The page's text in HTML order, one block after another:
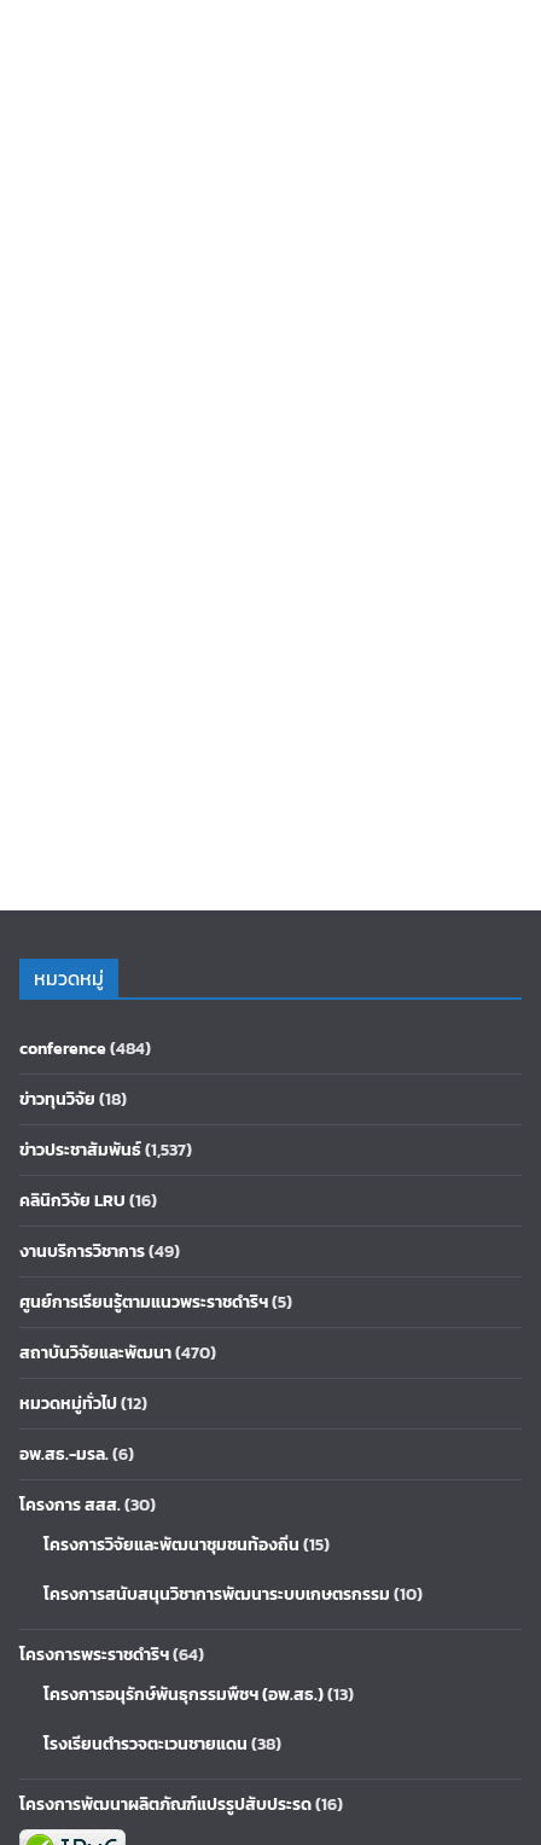
หมวดหมู่
conference(484)
ข่าวทุนวิจัย(18)
ข่าวประชาสัมพันธ์(1,537)
คลินิกวิจัย LRU(16)
งานบริการวิชาการ(49)
ศูนย์การเรียนรู้ตามแนวพระราชดำริฯ(5)
สถาบันวิจัยและพัฒนา(470)
หมวดหมู่ทั่วไป(12)
อพ.สธ.-มรล.(6)
โครงการ สสส.(30)
โครงการวิจัยและพัฒนาชุมชนท้องถิ่น(15)
โครงการสนับสนุนวิชาการพัฒนาระบบเกษตรกรรม(10)
โครงการพระราชดำริฯ(64)
โครงการอนุรักษ์พันธุกรรมพืชฯ (อพ.สธ.)(13)
โรงเรียนตำรวจตะเวนชายแดน(38)
โครงการพัฒนาผลิตภัณฑ์แปรรูปสับประรด(16)